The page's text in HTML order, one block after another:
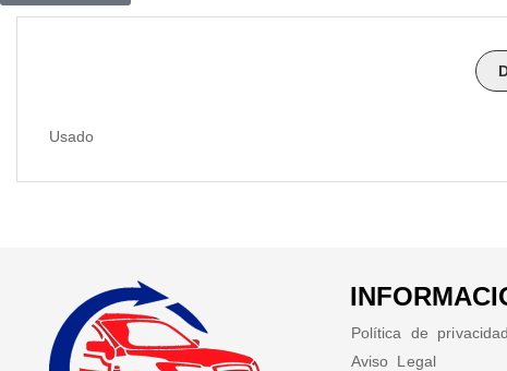
Usado
Política de
Aviso Legal